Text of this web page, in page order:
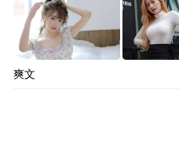
爽文